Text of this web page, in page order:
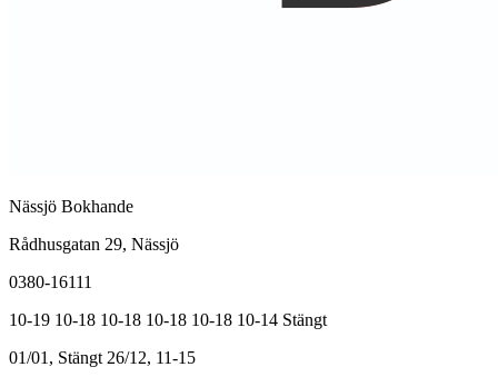
Nässjö Bokhande
Rådhusgatan 29, Nässjö
0380-16111
10-19 10-18 10-18 10-18 10-18 10-14 Stängt
01/01, Stängt 26/12, 11-15